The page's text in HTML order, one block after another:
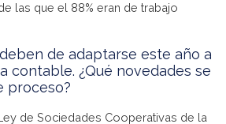
las que el 88% eran de trabajo
de adaptarse este año a
contable. ¿Qué novedades se
proceso?
de Sociedades Cooperativas de la